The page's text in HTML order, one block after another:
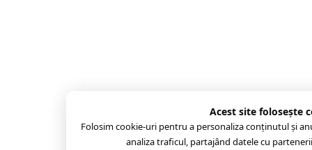
Acest site folosește
Folosim cookie-uri pentru a personaliza conținutul și
analiza traficul, partajând datele cu